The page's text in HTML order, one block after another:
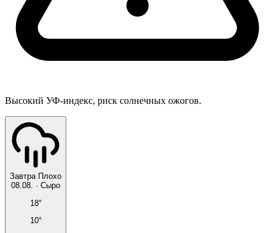
Высокий УФ-индекс, риск солнечных ожогов.
Завтра Плохо
08.08. · Сыро
18°
10°